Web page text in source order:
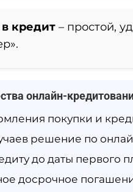
кредит – простой,
онлайн-
покупки и
решение по
до даты первого
досрочное